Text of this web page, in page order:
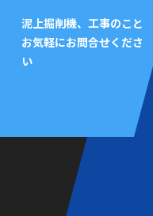
泥上掘削機、工事のこと
お気軽にお問合せくださ
い